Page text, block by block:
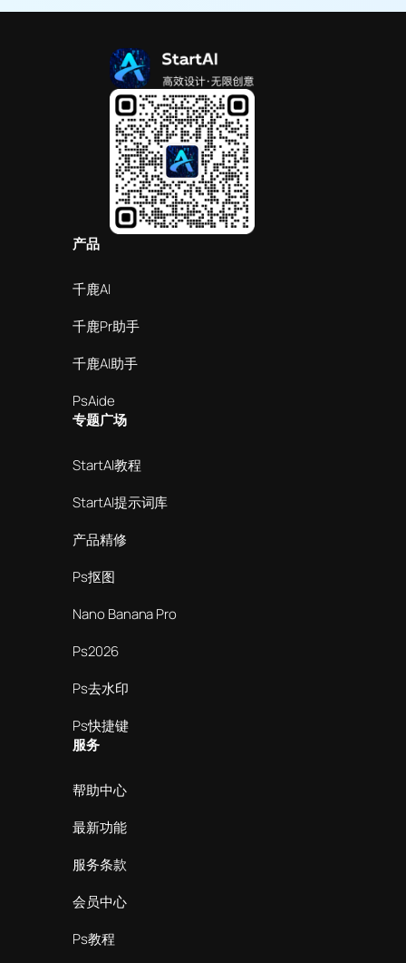
产品
千鹿AI
千鹿Pr助手
千鹿AI助手
PsAide
专题广场
StartAI教程
StartAI提示词库
产品精修
Ps抠图
Nano Banana Pro
Ps2026
Ps去水印
Ps快捷键
服务
帮助中心
最新功能
服务条款
会员中心
Ps教程